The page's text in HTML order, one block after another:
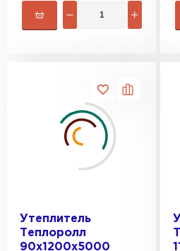
Утеплитель
Теплоролл
90х1200х5000
ПЕРЕЙТИ
ПЕРЕЙТИ
Утеплитель